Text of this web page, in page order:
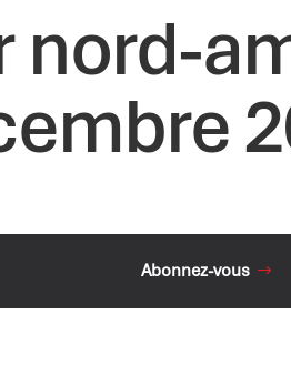
nord-
Abonnez-vous